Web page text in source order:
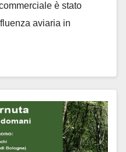
è stato
aviaria in